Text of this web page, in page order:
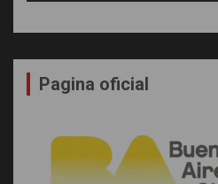
Pagina oficial